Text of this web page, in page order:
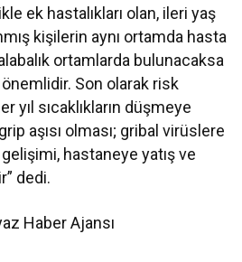
ek hastalıkları olan, ileri yaş
kişilerin aynı ortamda hasta
ortamlarda bulunacaksa
Son olarak risk
yıl sıcaklıkların düşmeye
aşısı olması; gribal virüslere
hastaneye yatış ve
dedi.
Haber Ajansı